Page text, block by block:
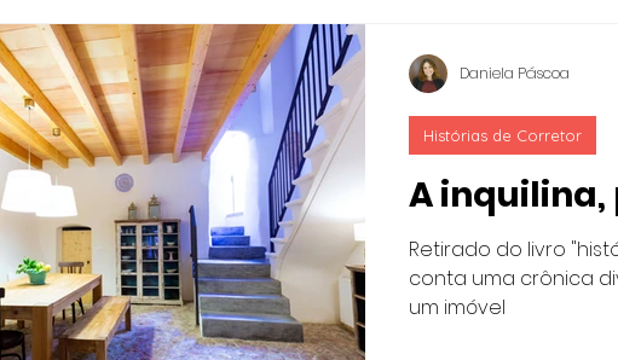
A inquilina,
Retirado do livro
conta uma crônica
um imóvel
Histórias de Corretor
Daniela Páscoa